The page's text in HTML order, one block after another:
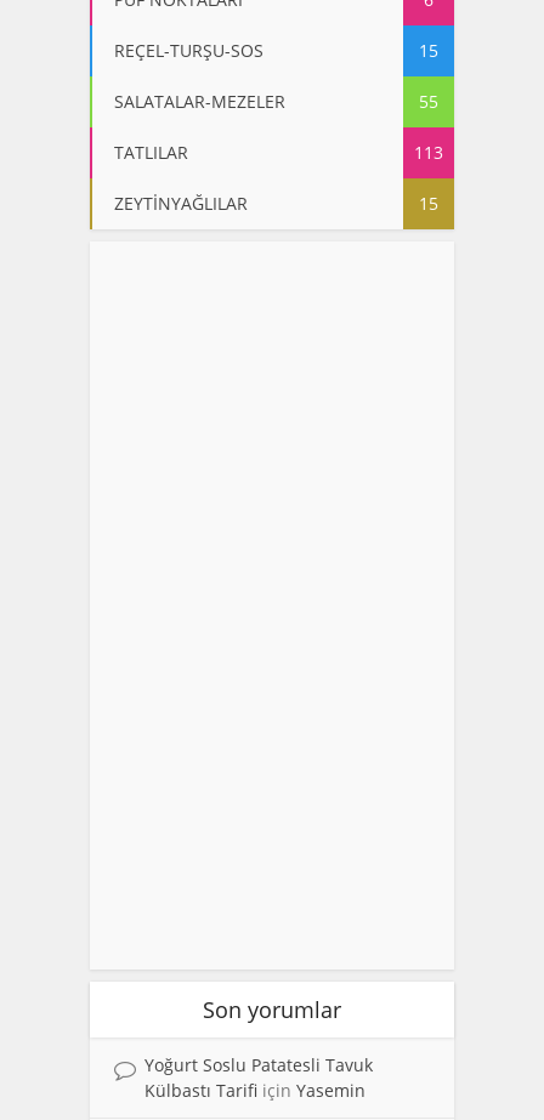
REÇEL-TURŞU-SOS 15
SALATALAR-MEZELER 55
TATLILAR 113
ZEYTİNYAĞLILAR 15
Son yorumlar
Yoğurt Soslu Patatesli Tavuk
Külbastı Tarifi için Yasemin